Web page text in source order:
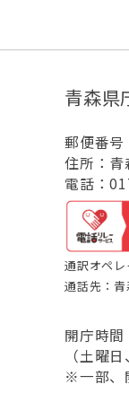
青森県
郵便番
住所：
電話：
通訳オペレ
通話先：
開庁時
（土曜
※一部、